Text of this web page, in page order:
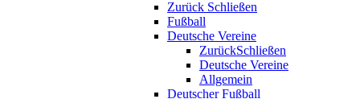
Zurück Schließen
Fußball
Deutsche Vereine
ZurückSchließen
Deutsche Vereine
Allgemein
Deutscher Fußball